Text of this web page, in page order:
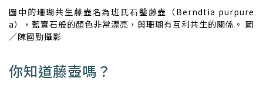
圖中的珊瑚共生藤壺名為班氏石鑿藤壺（Berndtia purpure
a），藍寶石般的顏色非常漂亮，與珊瑚有互利共生的關係。 圖
／陳國勤攝影
你知道藤壺嗎？